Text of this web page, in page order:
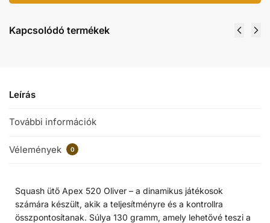
Kapcsolódó termékek
Leírás
További információk
Vélemények 0
Squash ütő Apex 520 Oliver – a dinamikus játékosok
számára készült, akik a teljesítményre és a kontrollra
összpontosítanak. Súlya 130 gramm, amely lehetővé teszi a